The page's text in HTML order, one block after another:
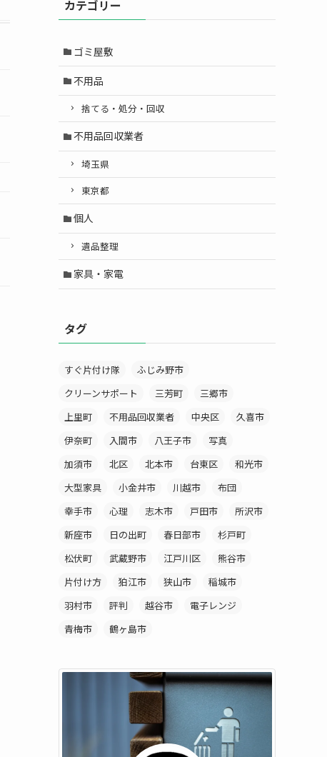
カテゴリー
ゴミ屋敷
不用品
捨てる・処分・回収
不用品回収業者
埼玉県
東京都
個人
遺品整理
家具・家電
タグ
すぐ片付け隊
ふじみ野市
クリーンサポート
三芳町
三郷市
上里町
不用品回収業者 中央区
久喜市
伊奈町
入間市 八王子市
写真
加須市
北区 北本市 台東区
和光市
大型家具
小金井市 川越市
布団
幸手市
心理 志木市 戸田市
所沢市
新座市
日の出町 春日部市
杉戸町
松伏町
武蔵野市 江戸川区
熊谷市
片付け方
狛江市 狭山市
稲城市
羽村市
評判 越谷市
電子レンジ
青梅市
鶴ヶ島市